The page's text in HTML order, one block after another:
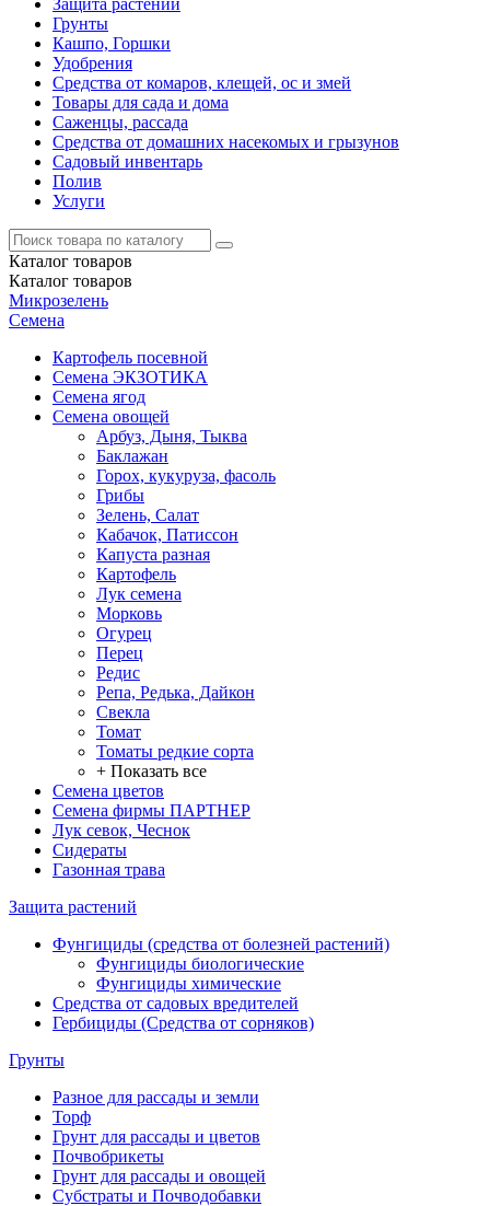
Грунты
Кашпо, Горшки
Удобрения
Средства от комаров, клещей, ос и змей
Товары для сада и дома
Саженцы, рассада
Средства от домашних насекомых и грызунов
Садовый инвентарь
Полив
Услуги
Каталог товаров
Каталог товаров
Микрозелень
Семена
Картофель посевной
Семена ЭКЗОТИКА
Семена ягод
Семена овощей
Арбуз, Дыня, Тыква
Баклажан
Горох, кукуруза, фасоль
Грибы
Зелень, Салат
Кабачок, Патиссон
Капуста разная
Картофель
Лук семена
Морковь
Огурец
Перец
Редис
Репа, Редька, Дайкон
Свекла
Томат
Томаты редкие сорта
+ Показать все
Семена цветов
Семена фирмы ПАРТНЕР
Лук севок, Чеснок
Сидераты
Газонная трава
Защита растений
Фунгициды (средства от болезней растений)
Фунгициды биологические
Фунгициды химические
Средства от садовых вредителей
Гербициды (Средства от сорняков)
Грунты
Разное для рассады и земли
Торф
Грунт для рассады и цветов
Почвобрикеты
Грунт для рассады и овощей
Субстраты и Почводобавки